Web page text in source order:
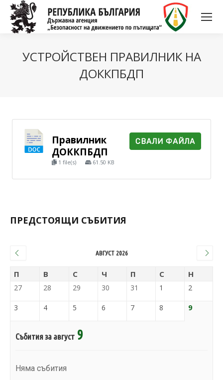
УСТРОЙСТВЕН ПРАВИЛНИК НА
ДОККПБДП
Правилник
ДОККПБДП
1 file(s) 61.50 KB
СВАЛИ ФАЙЛА
ПРЕДСТОЯЩИ СЪБИТИЯ
АВГУСТ 2026
П В С Ч П С Н
27 28 29 30 31 1 2
3 4 5 6 7 8 9
Събития за август 9
Няма събития